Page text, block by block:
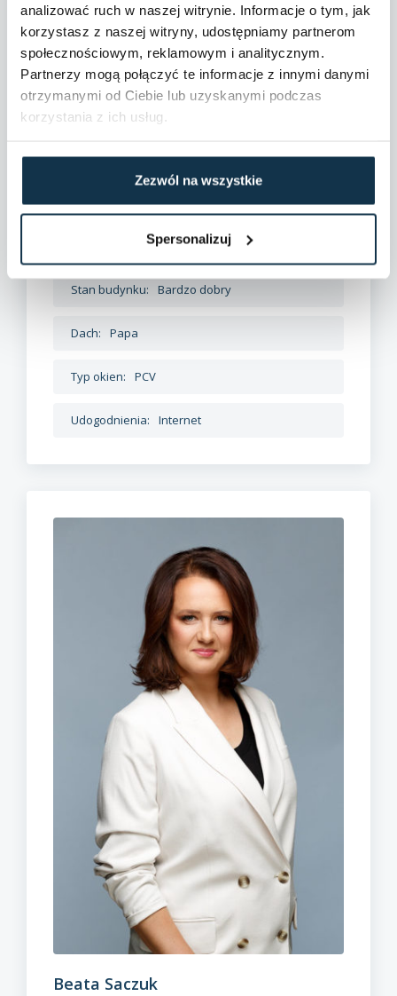
analizować ruch w naszej witrynie. Informacje o tym, jak
korzystasz z naszej witryny, udostępniamy partnerom
społecznościowym, reklamowym i analitycznym.
Partnerzy mogą połączyć te informacje z innymi danymi
otrzymanymi od Ciebie lub uzyskanymi podczas
korzystania z ich usług.
Zezwól na wszystkie
Spersonalizuj
Ogrodzenie: Siatka
Prąd: Tak
Gaz: Tak
Ujęcie wody: Miejska
Rodzaj kanalizacji: Miejska
Rodzaj ogrzewania: Gazowe
Stan budynku: Bardzo dobry
Dach: Papa
Typ okien: PCV
Udogodnienia: Internet
Beata Saczuk